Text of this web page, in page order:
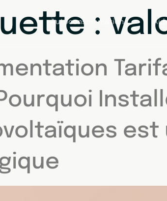
Autoconsommation
:
est